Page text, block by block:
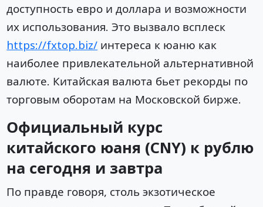
доступность евро и доллара и возможности
их использования. Это вызвало всплеск
https://fxtop.biz/ интереса к юаню как
наиболее привлекательной альтернативной
валюте. Китайская валюта бьет рекорды по
торговым оборотам на Московской бирже.
Официальный курс
китайского юаня (CNY) к рублю
на сегодня и завтра
По правде говоря, столь экзотическое